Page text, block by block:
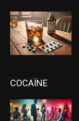
COCAÏNE